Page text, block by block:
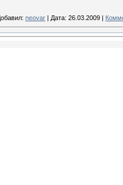
neovar Дата: 26.03.2009